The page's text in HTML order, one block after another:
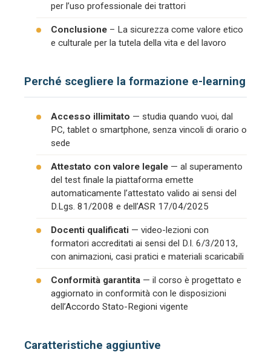
per l’uso professionale dei trattori
Conclusione – La sicurezza come valore etico
e culturale per la tutela della vita e del lavoro
Perché scegliere la formazione e-learning
Accesso illimitato — studia quando vuoi, dal
PC, tablet o smartphone, senza vincoli di orario o
sede
Attestato con valore legale — al superamento
del test finale la piattaforma emette
automaticamente l’attestato valido ai sensi del
D.Lgs. 81/2008 e dell’ASR 17/04/2025
Docenti qualificati — video-lezioni con
formatori accreditati ai sensi del D.I. 6/3/2013,
con animazioni, casi pratici e materiali scaricabili
Conformità garantita — il corso è progettato e
aggiornato in conformità con le disposizioni
dell’Accordo Stato-Regioni vigente
Caratteristiche aggiuntive